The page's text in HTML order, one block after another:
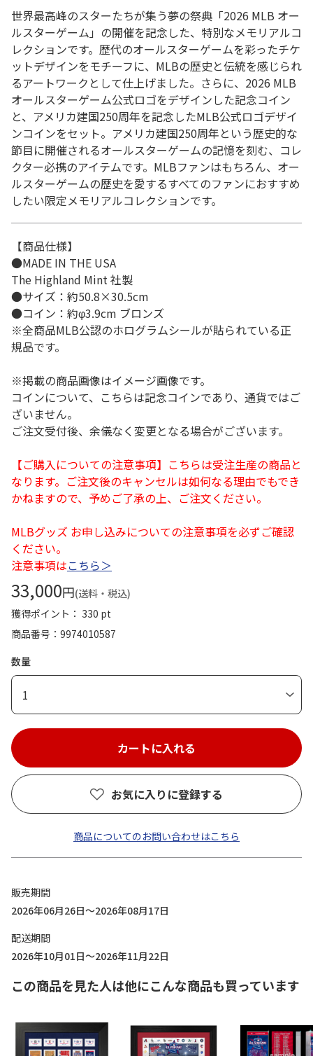
世界最高峰のスターたちが集う夢の祭典「2026 MLB オー
ルスターゲーム」の開催を記念した、特別なメモリアルコ
レクションです。歴代のオールスターゲームを彩ったチケ
ットデザインをモチーフに、MLBの歴史と伝統を感じられ
るアートワークとして仕上げました。さらに、2026 MLB
オールスターゲーム公式ロゴをデザインした記念コイン
と、アメリカ建国250周年を記念したMLB公式ロゴデザイ
ンコインをセット。アメリカ建国250周年という歴史的な
節目に開催されるオールスターゲームの記憶を刻む、コレ
クター必携のアイテムです。MLBファンはもちろん、オー
ルスターゲームの歴史を愛するすべてのファンにおすすめ
したい限定メモリアルコレクションです。
【商品仕様】
●MADE IN THE USA
The Highland Mint 社製
●サイズ：約50.8×30.5cm
●コイン：約φ3.9cm ブロンズ
※全商品MLB公認のホログラムシールが貼られている正
規品です。
※掲載の商品画像はイメージ画像です。
コインについて、こちらは記念コインであり、通貨ではご
ざいません。
ご注文受付後、余儀なく変更となる場合がございます。
【ご購入についての注意事項】こちらは受注生産の商品と
なります。ご注文後のキャンセルは如何なる理由でもでき
かねますので、予めご了承の上、ご注文ください。
MLBグッズ お申し込みについての注意事項を必ずご確認
ください。
注意事項はこちら＞
33,000円(送料・税込)
獲得ポイント： 330 pt
商品番号
9974010587
数量
1
お気に入りに登録する
商品についてのお問い合わせはこちら
販売期間
2026年06月26日～2026年08月17日
配送期間
2026年10月01日～2026年11月22日
この商品を見た人は他にこんな商品も買っています